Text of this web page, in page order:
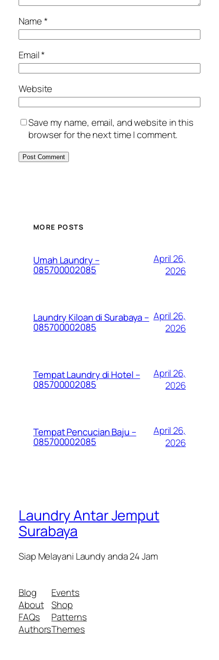
Name*
Email*
Website
Save my name, email, and website in this
browser for the next time I comment.
MORE POSTS
Umah Laundry –
085700002085
April 26,
2026
Laundry Kiloan di Surabaya –
085700002085
April 26,
2026
Tempat Laundry di Hotel –
085700002085
April 26,
2026
Tempat Pencucian Baju –
085700002085
April 26,
2026
Laundry Antar Jemput
Surabaya
Siap Melayani Laundy anda 24 Jam
Blog
About
FAQs
Authors
Events
Shop
Patterns
Themes